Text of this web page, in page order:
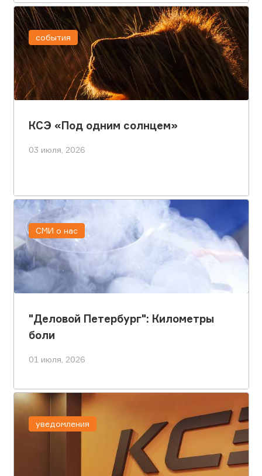
КСЭ «Под одним солнцем»
03 июля, 2026
события
"Деловой Петербург": Километры
боли
01 июля, 2026
СМИ о нас
уведомления